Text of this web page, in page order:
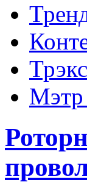
Мэтр